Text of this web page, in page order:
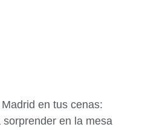
en tus cenas:
en la mesa